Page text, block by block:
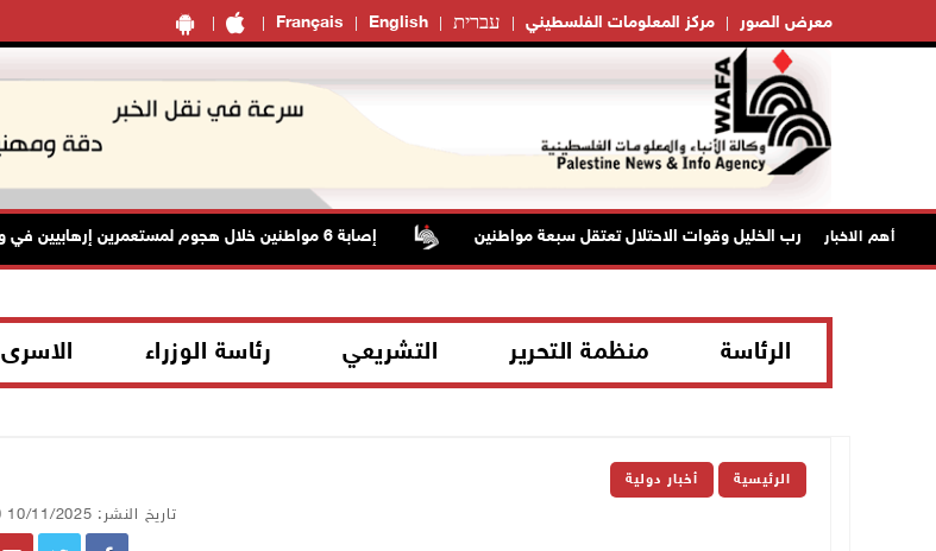
Français English עברית مركز المعلومات الفلسطيني معرض الصور
أهم الاخبار
بلدة إذنا غرب الخليل وقوات الاحتلال تعتقل سبعة مواطنين إصابة 6 مواطنين خلال هجوم لمستعمرين إرهابيين في واد الرخيم
الرئاسة منظمة التحرير التشريعي رئاسة الوزراء الاسرى
الرئيسية أخبار دولية
تاريخ النشر: 10/11/2025 03:00 م